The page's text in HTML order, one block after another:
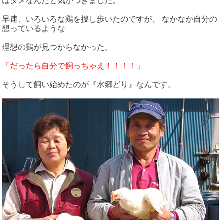
早速、いろいろな鶏を捜し歩いたのですが、 なかなか自分の
想っているような
理想の鶏が見つからなかった。
「だったら自分で飼っちゃえ！！！！」
そうして飼い始めたのが『水郷どり』なんです。